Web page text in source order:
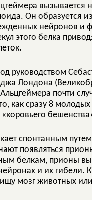
Он образуется
нейронов
этого белка
руководством
Лондона
почти
как сразу 8
спонтанным
появляться
белкам, прионы
и их
мозг животных